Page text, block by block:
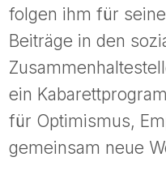
folgen ihm für
Beiträge in den
ein
für Optimismus,
gemeinsam neue